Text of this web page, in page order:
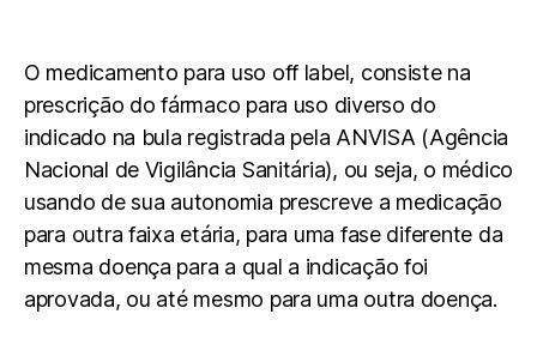
O medicamento para uso off label, consiste na
prescrição do fármaco para uso diverso do
indicado na bula registrada pela ANVISA (Agência
Nacional de Vigilância Sanitária), ou seja, o médico
usando de sua autonomia prescreve a medicação
para outra faixa etária, para uma fase diferente da
mesma doença para a qual a indicação foi
aprovada, ou até mesmo para uma outra doença.